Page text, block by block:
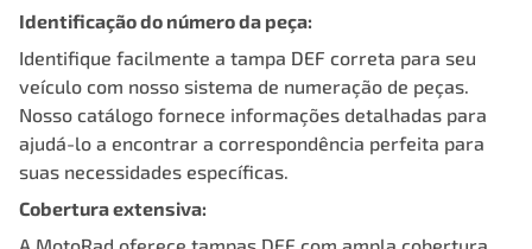
Identificação do número da peça:
Identifique facilmente a tampa DEF correta para seu
veículo com nosso sistema de numeração de peças.
Nosso catálogo fornece informações detalhadas para
ajudá-lo a encontrar a correspondência perfeita para
suas necessidades específicas.
Cobertura extensiva: